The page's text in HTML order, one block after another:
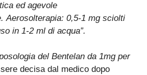
ed agevole
Aerosolterapia: 0,5-1 mg sciolti
in 1-2 ml di acqua”.
del Bentelan da 1mg per
decisa dal medico dopo